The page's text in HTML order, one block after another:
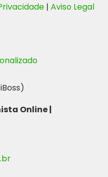
| Aviso Legal
Online |